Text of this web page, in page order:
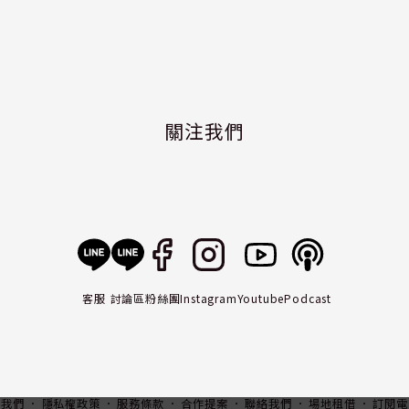
關注我們
客服 討論區粉絲團InstagramYoutubePodcast
們 隱私權政策 服務條款 合作提案 聯絡我們 場地租借 訂閱